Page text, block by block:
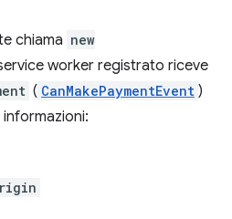
chiama new
worker registrato riceve
( CanMakePaymentEvent )